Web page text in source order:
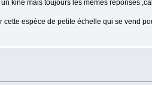
kiné mais toujours les mêmes réponses
espèce de petite échelle qui se vend